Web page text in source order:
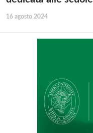
16 agosto 2024